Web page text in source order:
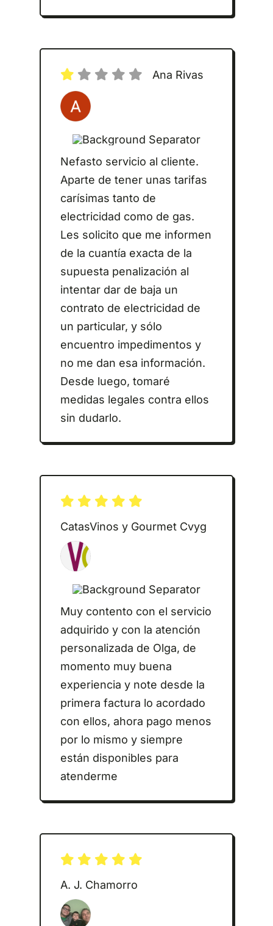
Ana Rivas
Nefasto servicio al cliente.
Aparte de tener unas tarifas
carísimas tanto de
electricidad como de gas.
Les solicito que me informen
de la cuantía exacta de la
supuesta penalización al
intentar dar de baja un
contrato de electricidad de
un particular, y sólo
encuentro impedimentos y
no me dan esa información.
Desde luego, tomaré
medidas legales contra ellos
sin dudarlo.
CatasVinos y Gourmet Cvyg
Muy contento con el servicio
adquirido y con la atención
personalizada de Olga, de
momento muy buena
experiencia y note desde la
primera factura lo acordado
con ellos, ahora pago menos
por lo mismo y siempre
están disponibles para
atenderme
A. J. Chamorro